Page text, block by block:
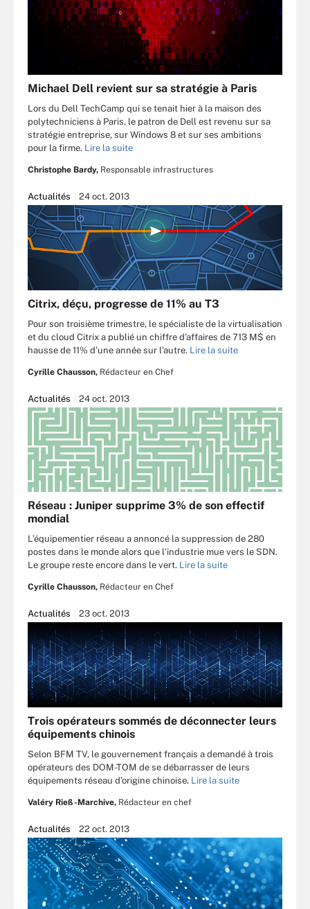
Michael Dell revient sur sa stratégie à Paris
Lors du Dell TechCamp qui se tenait hier à la maison des
polytechniciens à Paris, le patron de Dell est revenu sur sa
stratégie entreprise, sur Windows 8 et sur ses ambitions
pour la firme. Lire la suite
Christophe Bardy, Responsable infrastructures
Actualités 24 oct. 2013
Citrix, déçu, progresse de 11% au T3
Pour son troisième trimestre, le spécialiste de la virtualisation
et du cloud Citrix a publié un chiffre d’affaires de 713 M$ en
hausse de 11% d’une année sur l’autre. Lire la suite
Cyrille Chausson, Rédacteur en Chef
Actualités 24 oct. 2013
Réseau : Juniper supprime 3% de son effectif
mondial
L’équipementier réseau a annoncé la suppression de 280
postes dans le monde alors que l’industrie mue vers le SDN.
Le groupe reste encore dans le vert. Lire la suite
Cyrille Chausson, Rédacteur en Chef
Actualités 23 oct. 2013
Trois opérateurs sommés de déconnecter leurs
équipements chinois
Selon BFM TV, le gouvernement français a demandé à trois
opérateurs des DOM-TOM de se débarrasser de leurs
équipements réseau d’origine chinoise. Lire la suite
Valéry Rieß-Marchive, Rédacteur en chef
Actualités 22 oct. 2013